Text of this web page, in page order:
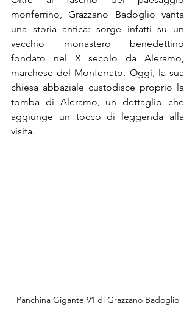
monferrino, Grazzano Badoglio vanta
una storia antica: sorge infatti su un
vecchio monastero benedettino
fondato nel X secolo da Aleramo,
marchese del Monferrato. Oggi, la sua
chiesa abbaziale custodisce proprio la
tomba di Aleramo, un dettaglio che
aggiunge un tocco di leggenda alla
visita.
Panchina Gigante 91 di Grazzano Badoglio